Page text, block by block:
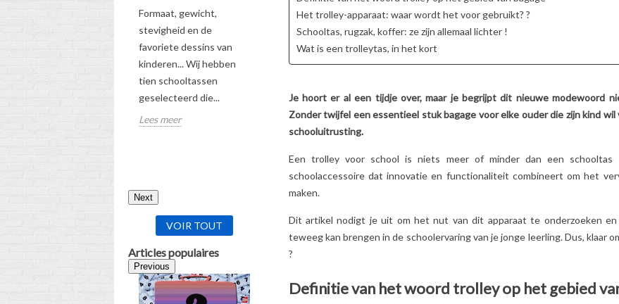
Formaat, gewicht,
stevigheid en de
favoriete dessins van
kinderen... Wij hebben
tien schooltassen
geselecteerd die...
Lees meer
Bekijk onze uitgebreide
gids om de juiste
schooltas voor uw kind
Lees meer
DOL OP ZIJN?
2Aimé
ontdek waarom de
knuffels Les Déglingos
VERLIEFD OP
karaktervolle Betty
Lees meer
Next
VOIR TOUT
Articles populaires
Previous
Het trolley-apparaat: waar wordt het voor gebruikt? ?
Schooltas, rugzak, koffer: ze zijn allemaal lichter !
Wat is een trolleytas, in het kort
Je hoort er al een tijdje over, maar je begrijpt dit nieuwe modewoord
Zonder twijfel een essentieel stuk bagage voor elke ouder die zijn kind
schooluitrusting.
Een trolley voor school is niets meer of minder dan een
schoolaccessoire dat innovatie en functionaliteit combineert om het
maken.
Dit artikel nodigt je uit om het nut van dit apparaat te onderzoeken
teweeg kan brengen in de schoolervaring van je jonge leerling. Dus, klaar
?
Definitie van het woord trolley op het gebied